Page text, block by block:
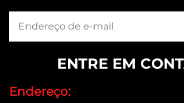
ENTRE EM
Endereço: